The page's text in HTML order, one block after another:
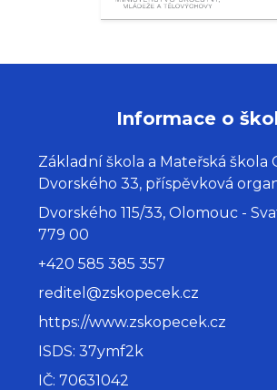
Informace o
Základní škola a Mateřská škola
Dvorského 33, příspěvková
Dvorského 115/33, Olomouc -
779 00
+420 585 385 357
reditel@zskopecek.cz
https://www.zskopecek.cz
ISDS: 37ymf2k
IČ: 70631042